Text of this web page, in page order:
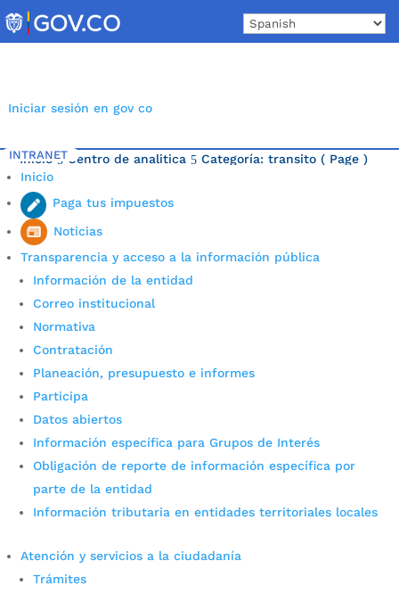
to
content
Iniciar sesión en gov co
INTRANET
Inicio
Paga tus impuestos
Noticias
Transparencia y acceso a la información pública
Información de la entidad
Correo institucional
Normativa
Contratación
Planeación, presupuesto e informes
Participa
Datos abiertos
Información específica para Grupos de Interés
Obligación de reporte de información específica por
parte de la entidad
Información tributaria en entidades territoriales locales
Atención y servicios a la ciudadanía
Trámites
Inicio 5 Centro de analitica 5 Categoría: transito ( Page )
Última noticia.
Bucaramanga avanza en la
legalización de barrios: segundo
día de mesa de trabajo junto al
Ministerio de Vivienda